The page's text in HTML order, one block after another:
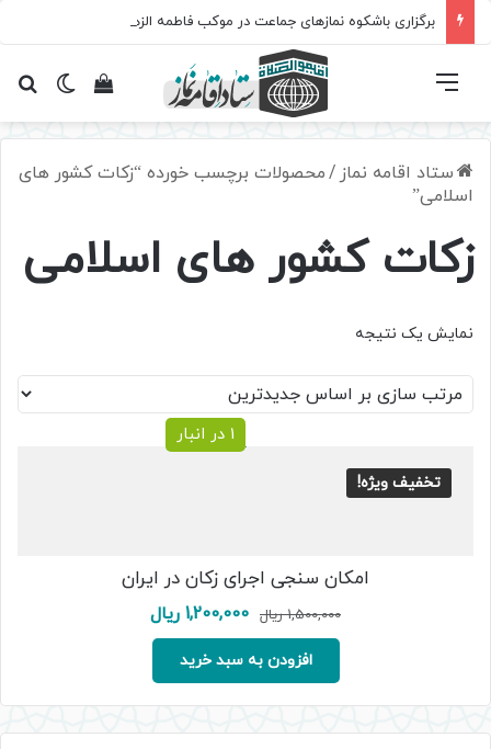
برگزاری باشکوه نمازهای جماعت در موکب فاطمه الزهرا (س)
تغییرمشاهده فهرست
ستاد اقامه نماز /محصولات برچسب خورده “زکات کشور های
اسلامی”
زکات کشور های اسلامی
نمایش یک نتیجه
تخفیف ویژه!
1 در انبار
امکان سنجی اجرای زکان در ایران
1,500,000 ریال قیمت
اصلی:
1,500,000 ریال
بود.
1,200,000 ریالقیمت
افزودن به سبد خرید